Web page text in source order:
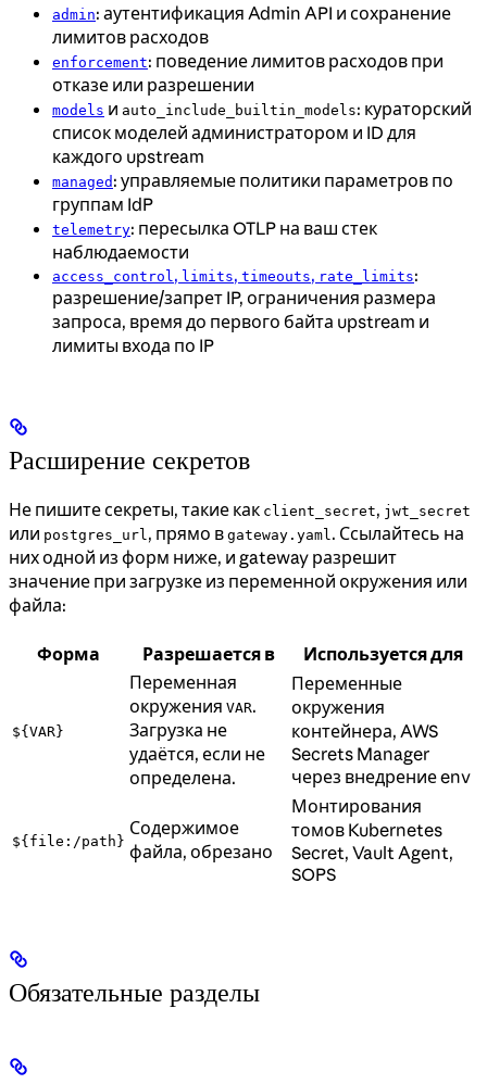
admin: аутентификация Admin API и сохранение
лимитов расходов
enforcement: поведение лимитов расходов при
отказе или разрешении
models и auto_include_builtin_models: кураторский
список моделей администратором и ID для
каждого upstream
managed : управляемые политики параметров по
группам IdP
telemetry: пересылка OTLP на ваш стек
наблюдаемости
access_control , limits, timeouts, rate_limits:
разрешение/запрет IP, ограничения размера
запроса, время до первого байта upstream и
лимиты входа по IP
Расширение секретов
Не пишите секреты, такие как client_secret, jwt_secret
или postgres_url, прямо в gateway.yaml. Ссылайтесь на
них одной из форм ниже, и gateway разрешит
значение при загрузке из переменной окружения или
файла:
Форма Разрешается в Используется для
${VAR}
Переменная
окружения VAR.
Загрузка не
удаётся, если не
определена.
Переменные
окружения
контейнера, AWS
Secrets Manager
через внедрение env
${file:/path}
Содержимое
файла, обрезано
Монтирования
томов Kubernetes
Secret, Vault Agent,
SOPS
Обязательные разделы